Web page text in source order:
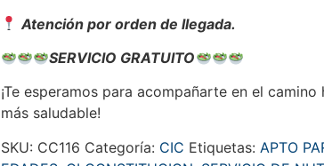
Atención por orden de llegada.
SERVICIO GRATUITO
¡Te esperamos para acompañarte en el
más saludable!
SKU: CC116 Categoría: CIC Etiquetas: APTO